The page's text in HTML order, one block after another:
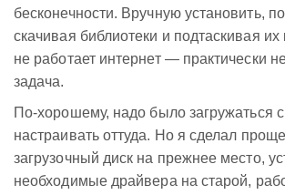
бесконечности. Вручную установить,
скачивая библиотеки и подтаскивая их
не работает интернет — практически
задача.
По-хорошему, надо было загружаться
настраивать оттуда. Но я сделал
загрузочный диск на прежнее место,
необходимые драйвера на старой,